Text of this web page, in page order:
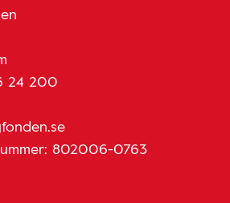
24 200
802006-0763